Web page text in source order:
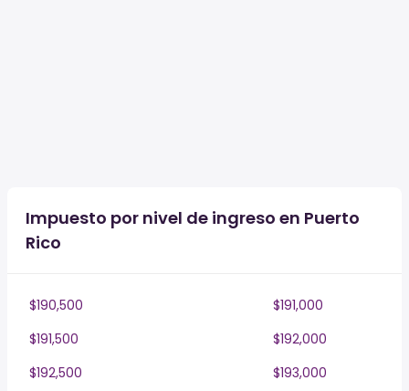
Impuesto por nivel de ingreso en Puerto
Rico
$190,500
$191,000
$191,500
$192,000
$192,500
$193,000